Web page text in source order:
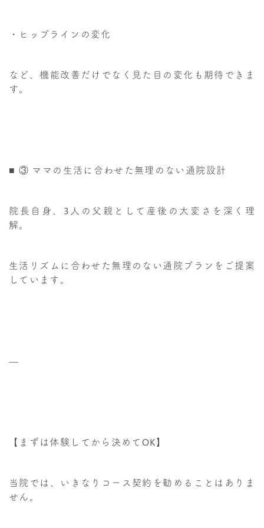
・ヒップラインの変化
など、機能改善だけでなく見た目の変化も期待できま
す。
■ ③ ママの生活に合わせた無理のない通院設計
院長自身、3人の父親として産後の大変さを深く理
解。
生活リズムに合わせた無理のない通院プランをご提案
しています。
—
【まずは体験してから決めてOK】
当院では、いきなりコース契約を勧めることはありま
せん。